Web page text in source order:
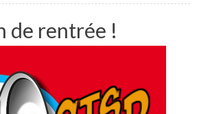
de rentrée !